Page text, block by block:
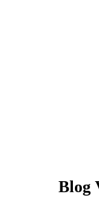
Blog